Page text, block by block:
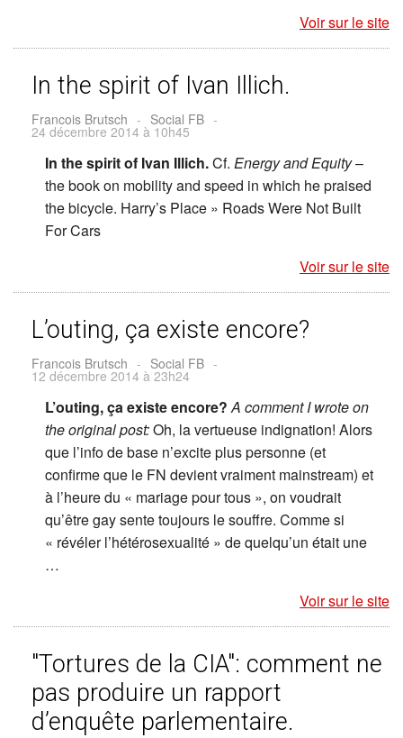
Voir sur le site
In the spirit of Ivan Illich.
Francois Brutsch - Social FB -
24 décembre 2014 à 10h45
In the spirit of Ivan Illich.Cf. Energy and Equity–
the book on mobility and speed in which he praised
the bicycle. Harry’s Place » Roads Were Not Built
For Cars
Voir sur le site
L’outing, ça existe encore?
Francois Brutsch - Social FB -
12 décembre 2014 à 23h24
L’outing, ça existe encore? A comment I wrote on
the original post:Oh, la vertueuse indignation! Alors
que l’info de base n’excite plus personne (et
confirme que le FN devient vraiment mainstream) et
à l’heure du « mariage pour tous », on voudrait
qu’être gay sente toujours le souffre. Comme si
« révéler l’hétérosexualité » de quelqu’un était une
…
Voir sur le site
"Tortures de la CIA": comment ne
pas produire un rapport
d’enquête parlementaire.